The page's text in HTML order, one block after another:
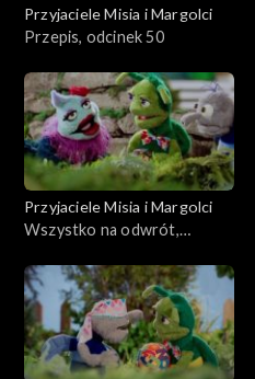
Przyjaciele Misia i Margolci
Przepis, odcinek 50
Przyjaciele Misia i Margolci
Wszystko na odwrót,